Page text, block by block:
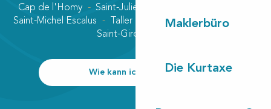
Maklerbüro
Die Kurtaxe
Cap de l'Homy
Saint-Julien-en-Born
Saint-Michel Escalus
Taller
Vielle-Saint-Girons
Saint-Girons plage
Wie kann ich kommen?